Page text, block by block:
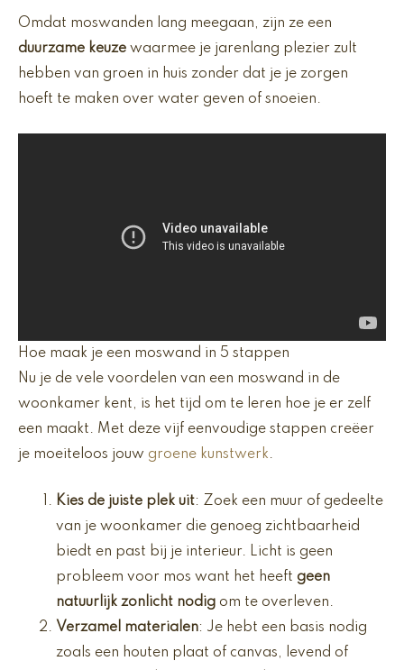
Omdat moswanden lang meegaan, zijn ze een
duurzame keuze waarmee je jarenlang plezier zult
hebben van groen in huis zonder dat je je zorgen
hoeft te maken over water geven of snoeien.
Hoe maak je een moswand in 5 stappen
Nu je de vele voordelen van een moswand in de
woonkamer kent, is het tijd om te leren hoe je er zelf
een maakt. Met deze vijf eenvoudige stappen creëer
je moeiteloos jouw groene kunstwerk.
Kies de juiste plek uit: Zoek een muur of gedeelte
van je woonkamer die genoeg zichtbaarheid
biedt en past bij je interieur. Licht is geen
probleem voor mos want het heeft geen
natuurlijk zonlicht nodig om te overleven.
Verzamel materialen: Je hebt een basis nodig
zoals een houten plaat of canvas, levend of